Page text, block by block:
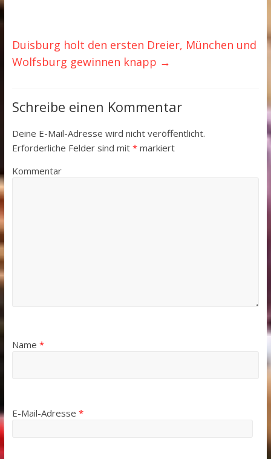
Duisburg holt den ersten Dreier, München und
Wolfsburg gewinnen knapp →
Schreibe einen Kommentar
Deine E-Mail-Adresse wird nicht veröffentlicht.
Erforderliche Felder sind mit *markiert
Kommentar
Name *
E-Mail-Adresse *